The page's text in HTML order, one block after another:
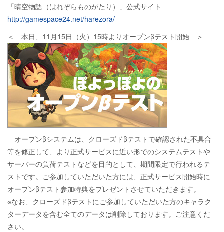
「晴空物語（はれぞらものがたり）」公式サイト
http://gamespace24.net/harezora/
＜ 本日、11月15日（火）15時よりオープンβテスト開始 ＞
オープンβシステムは、クローズドβテストで確認された不具合
等を修正して、より正式サービスに近い形でのシステムテストや
サーバーの負荷テストなどを目的として、期間限定で行われるテ
ストです。ご参加していただいた方には、正式サービス開始時に
オープンβテスト参加特典をプレゼントさせていただきます。
※なお、クローズドβテストにご参加していただいた方のキャラク
ターデータを含む全てのデータは削除しております。ご注意くだ
さい。